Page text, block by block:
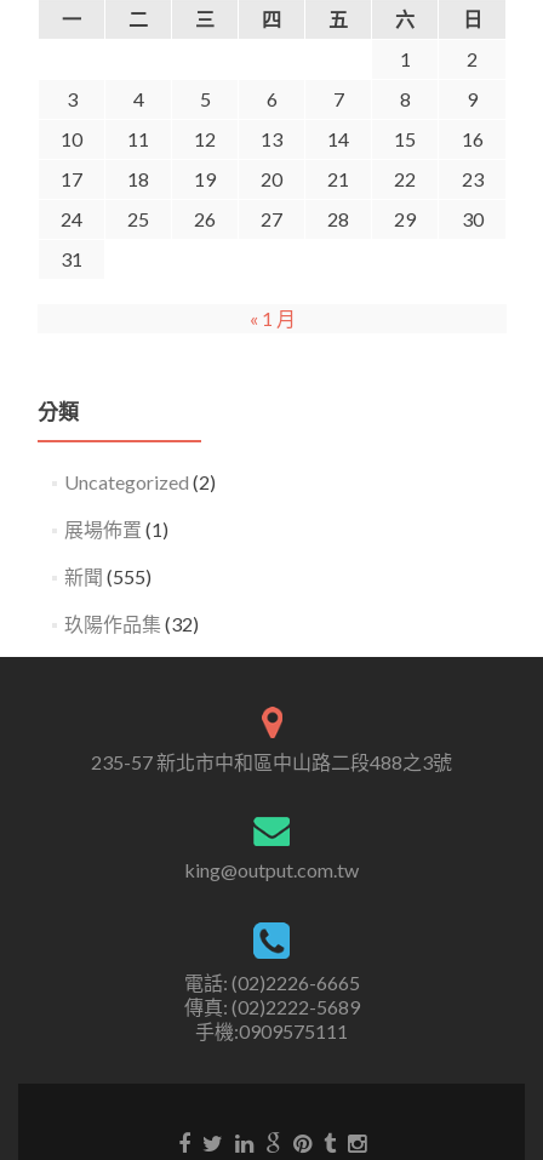
一 二 三 四 五 六
日
1
2
3
4 5 6 7 8
9
10
11 12 13 14 15
16
17
18 19 20 21 22
23
24
25 26 27 28 29
30
31
« 1 月
分類
Uncategorized (2)
展場佈置 (1)
新聞 (555)
玖陽作品集 (32)
235-57 新北市中和區中山路二段488之3號
king@output.com.tw
電話: (02)2226-6665
傳真: (02)2222-5689
手機:0909575111